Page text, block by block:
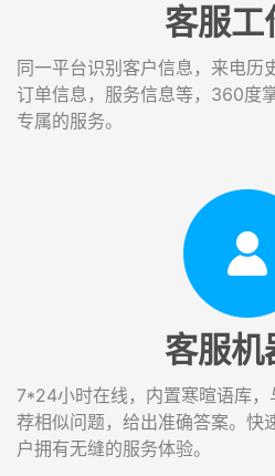
客服工
同一平台识别客户信息，来电历
订单信息，服务信息等，360度
专属的服务。
客服机
7*24小时在线，内置寒暄语库
荐相似问题，给出准确答案。快
户拥有无缝的服务体验。